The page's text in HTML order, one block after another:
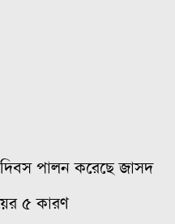
পালন করেছে জাসদ
৫ কারণ